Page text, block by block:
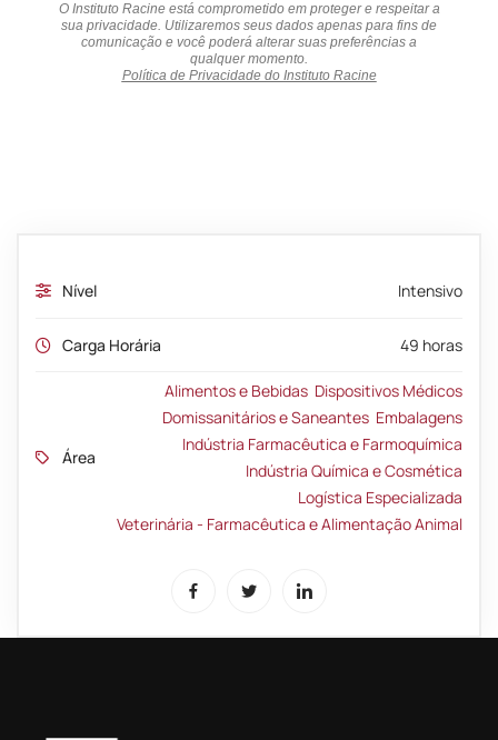
O Instituto Racine está comprometido em proteger e respeitar a
sua privacidade. Utilizaremos seus dados apenas para fins de
comunicação e você poderá alterar suas preferências a
qualquer momento.
Política de Privacidade do Instituto Racine
Nível Intensivo
Carga Horária 49 horas
Área
Alimentos e Bebidas Dispositivos Médicos
Domissanitários e Saneantes Embalagens
Indústria Farmacêutica e Farmoquímica
Indústria Química e Cosmética
Logística Especializada
Veterinária - Farmacêutica e Alimentação Animal